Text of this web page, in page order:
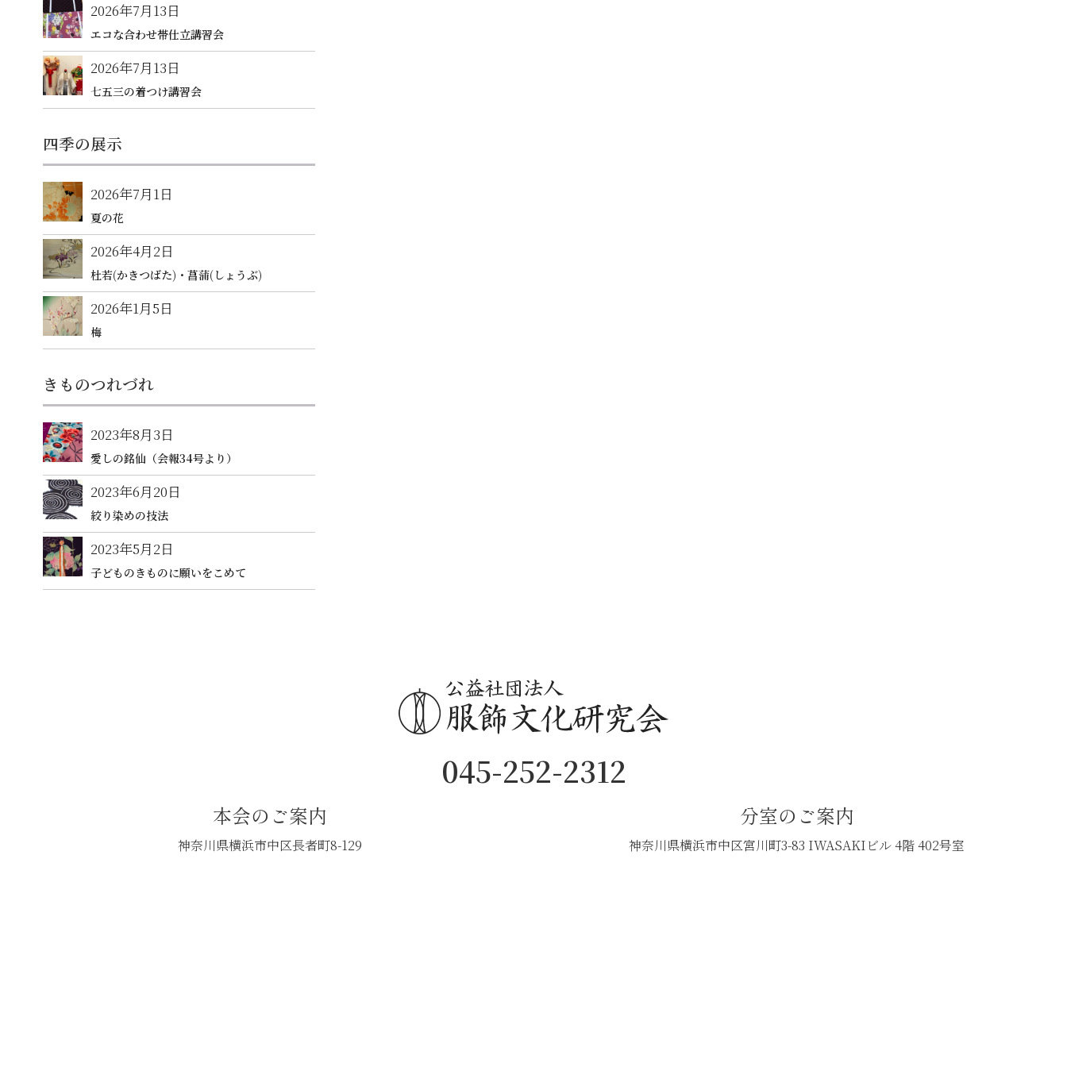
2026年7月13日
エコな合わせ帯仕立講習会
2026年7月13日
七五三の着つけ講習会
四季の展示
2026年7月1日
夏の花
2026年4月2日
杜若(かきつばた)・菖蒲(しょうぶ)
2026年1月5日
梅
きものつれづれ
2023年8月3日
愛しの銘仙（会報34号より）
2023年6月20日
絞り染めの技法
2023年5月2日
子どものきものに願いをこめて
045-252-2312
本会のご案内
神奈川県横浜市中区長者町8-129
分室のご案内
神奈川県横浜市中区宮川町3-83 IWASAKIビル 4階 402号室